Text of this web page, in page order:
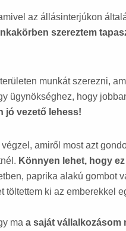
az állásinterjúkon
szereztem
munkát szerezni,
ügynökséghez, hogy
jó vezető lehess!
amiről most azt
Könnyen lehet, hogy
paprika alakú gombot
töltettem ki az emberekkel
ma a saját vállalkozásom